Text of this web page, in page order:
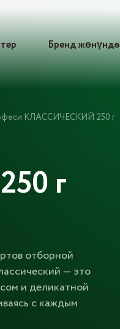
Бренд жөнүндѳ
КЛАССИЧЕСКИЙ 250 г
г
отборной
— это
и деликатной
с каждым